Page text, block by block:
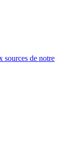
sources de notre